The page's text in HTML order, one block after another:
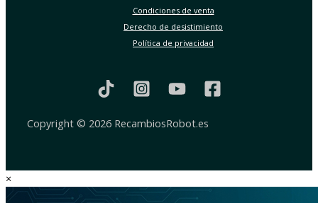
Condiciones de venta
Derecho de desistimiento
Política de privacidad
Copyright © 2026 RecambiosRobot.es
×